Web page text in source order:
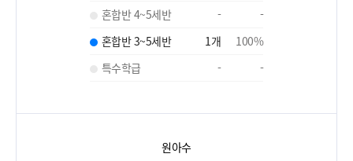
혼합반 4~5세반
-
-
혼합반 3~5세반
1개 100%
특수학급
- -
원아수